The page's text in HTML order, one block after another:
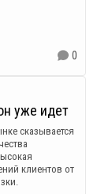
0
уже идет
сказывается
клиентов от